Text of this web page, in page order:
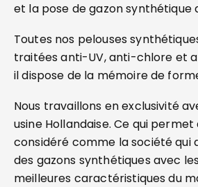
et la pose de gazon synthétique
Toutes nos pelouses
traitées anti-UV, anti-chlore et
il dispose de la mémoire de
Nous travaillons en exclusivité
usine Hollandaise. Ce qui permet
considéré comme la société qui
des gazons synthétiques avec
meilleures caractéristiques du